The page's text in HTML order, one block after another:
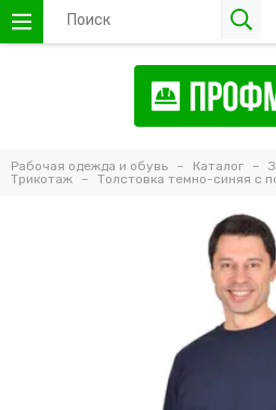
Рабочая одежда и обувь Каталог
Трикотаж
Толстовка темно-синяя с